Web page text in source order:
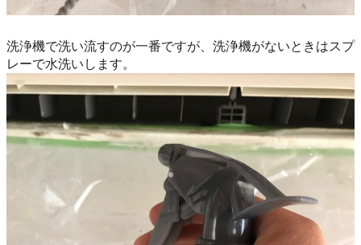
洗浄機で洗い流すのが一番ですが、洗浄機がないときはスプ
レーで水洗いします。